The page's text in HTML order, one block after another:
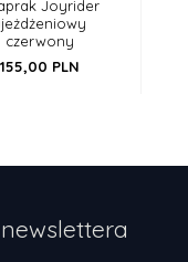
Joyrider
czerwony
155,00 PLN